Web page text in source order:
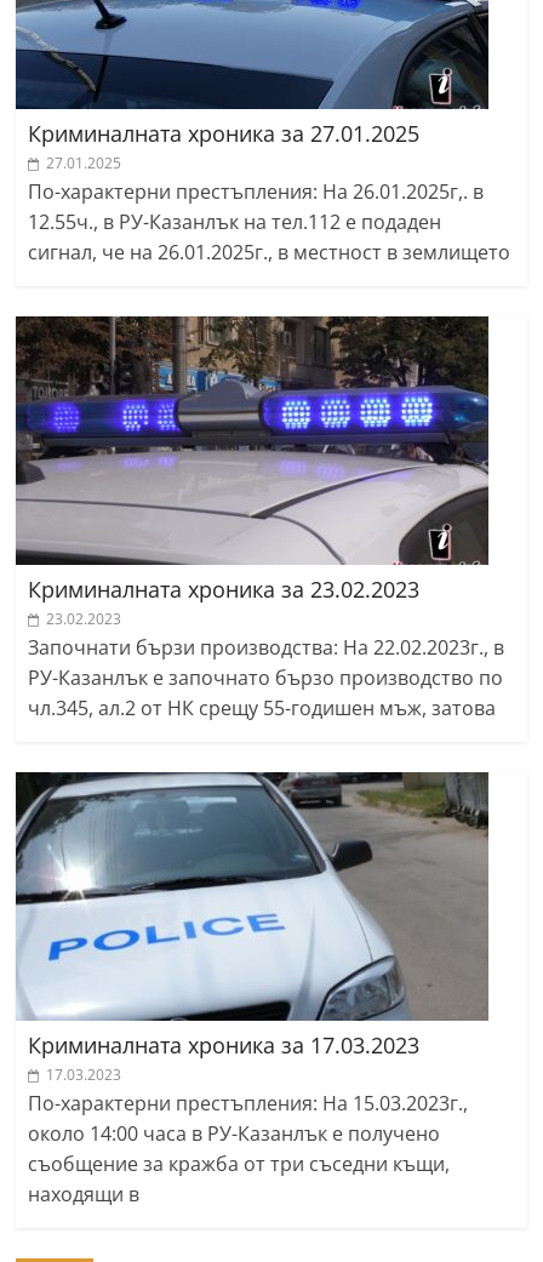
Криминалната хроника за 27.01.2025
27.01.2025
По-характерни престъпления: На 26.01.2025г,. в
12.55ч., в РУ-Казанлък на тел.112 е подаден
сигнал, че на 26.01.2025г., в местност в землището
Криминалната хроника за 23.02.2023
23.02.2023
Започнати бързи производства: На 22.02.2023г., в
РУ-Казанлък е започнато бързо производство по
чл.345, ал.2 от НК срещу 55-годишен мъж, затова
Криминалната хроника за 17.03.2023
17.03.2023
По-характерни престъпления: На 15.03.2023г.,
около 14:00 часа в РУ-Казанлък е получено
съобщение за кражба от три съседни къщи,
находящи в